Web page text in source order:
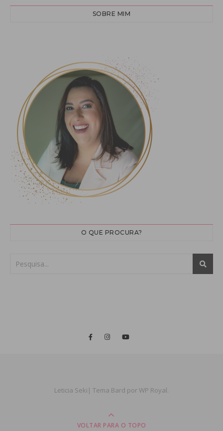
SOBRE MIM
O QUE PROCURA?
Leticia Seki| Tema Bard porWP Royal.
VOLTAR PARA O TOPO